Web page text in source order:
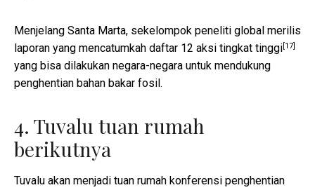
Menjelang Santa Marta, sekelompok peneliti global merilis
laporan yang mencatumkah daftar 12 aksi tingkat tinggi[17]
yang bisa dilakukan negara-negara untuk mendukung
penghentian bahan bakar fosil.
4. Tuvalu tuan rumah
berikutnya
Tuvalu akan menjadi tuan rumah konferensi penghentian